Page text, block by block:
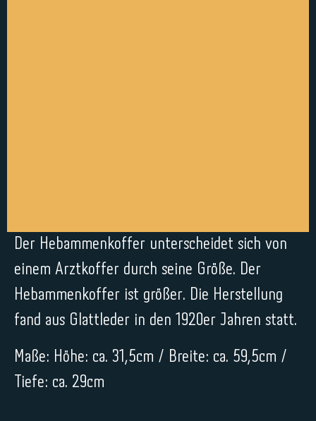
Der Hebammenkoffer unterscheidet sich von
einem Arztkoffer durch seine Größe. Der
Hebammenkoffer ist größer. Die Herstellung
fand aus Glattleder in den 1920er Jahren statt.
Maße: Höhe: ca. 31,5cm / Breite: ca. 59,5cm /
Tiefe: ca. 29cm